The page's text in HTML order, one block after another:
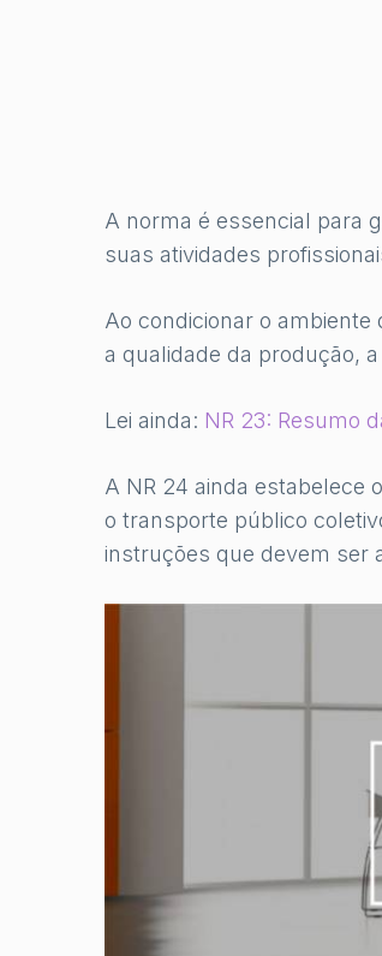
A norma é essencial para
suas atividades
Ao condicionar o
a qualidade da produção,
Lei ainda: NR 23: Resumo
A NR 24 ainda estabelece
o transporte público
instruções que devem ser